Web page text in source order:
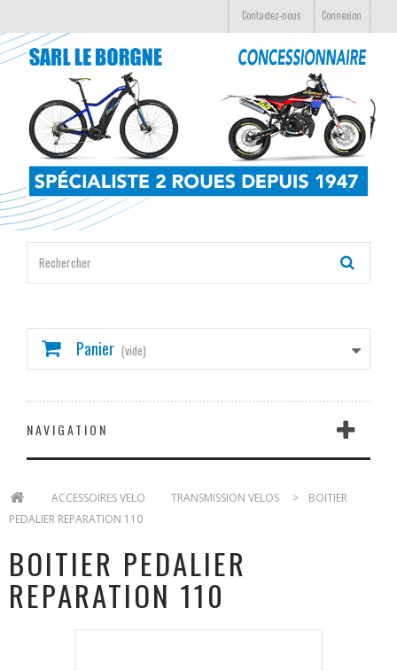
Connexion
Contactez-nous
Panier (vide)
NAVIGATION
ACCESSOIRES VELO TRANSMISSION VELOS >
BOITIER
PEDALIER REPARATION 110
BOITIER PEDALIER
REPARATION 110